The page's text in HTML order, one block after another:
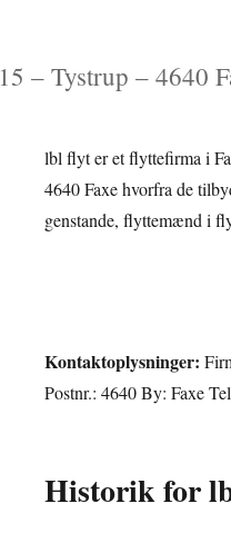
– Tystrup – 4640
lbl flyt er et flyttefirma i
4640 Faxe hvorfra de
genstande, flyttemænd i
Kontaktoplysninger:
Postnr.: 4640 By: Faxe
Historik for